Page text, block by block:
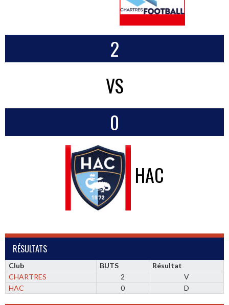
2
VS
0
HAC
RÉSULTATS
Club BUTS
Résultat
CHARTRES
2
V
HAC
0 D